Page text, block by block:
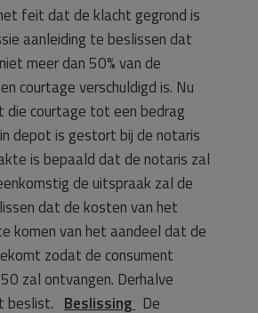
feit dat de klacht gegrond is
aanleiding te beslissen dat
meer dan 50% van de
courtage verschuldigd is. Nu
die courtage tot een bedrag
depot is gestort bij de notaris
is bepaald dat de notaris zal
de uitspraak zal de
dat de kosten van het
komen van het aandeel dat de
zodat de consument
zal ontvangen. Derhalve
beslist. Beslissing De